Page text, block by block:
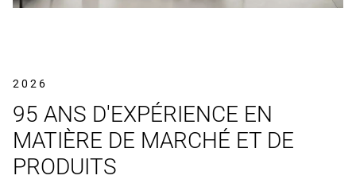
2026
95 ANS D'EXPÉRIENCE EN
MATIÈRE DE MARCHÉ ET DE
PRODUITS